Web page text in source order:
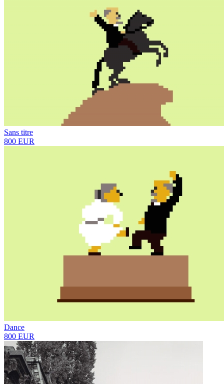
Sans titre
800 EUR
Dance
800 EUR